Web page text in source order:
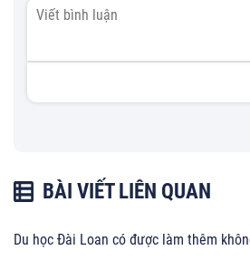
BÀI VIẾT LIÊN QUAN
Du học Đài Loan có được làm thêm